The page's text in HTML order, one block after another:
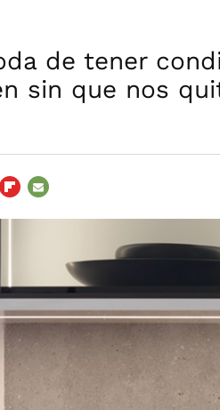
de tener
sin que nos